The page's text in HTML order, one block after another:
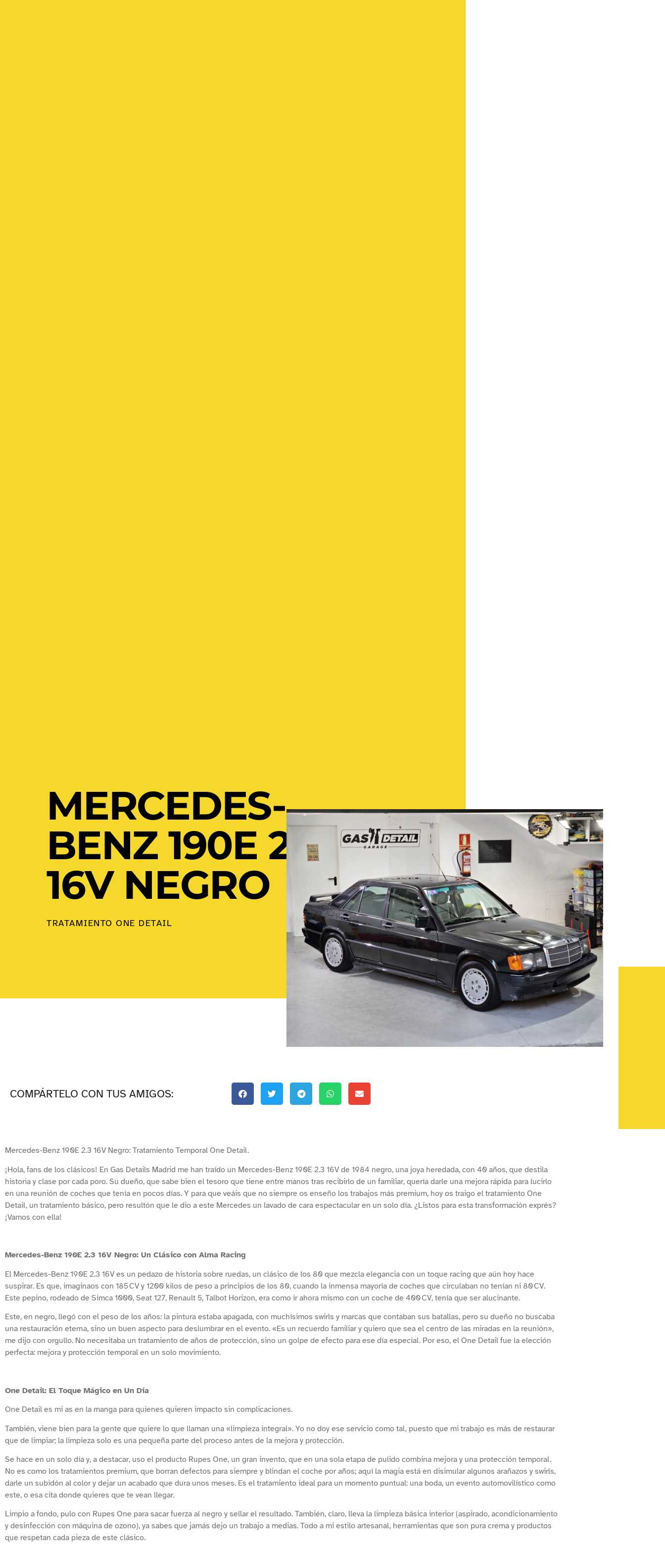
MERCEDES-
BENZ 190E 2.3
16V NEGRO
TRATAMIENTO ONE DETAIL
COMPÁRTELO CON TUS AMIGOS:
Mercedes-Benz 190E 2.3 16V Negro: Tratamiento Temporal One Detail.
¡Hola, fans de los clásicos! En Gas Details Madrid me han traído un Mercedes-Benz 190E 2.3 16V de 1984 negro, una joya heredada, con 40 años, que destila
historia y clase por cada poro. Su dueño, que sabe bien el tesoro que tiene entre manos tras recibirlo de un familiar, quería darle una mejora rápida para lucirlo
en una reunión de coches que tenía en pocos días. Y para que veáis que no siempre os enseño los trabajos más premium, hoy os traigo el tratamiento One
Detail, un tratamiento básico, pero resultón que le dio a este Mercedes un lavado de cara espectacular en un solo día. ¿Listos para esta transformación exprés?
¡Vamos con ella!
Mercedes-Benz 190E 2.3 16V Negro: Un Clásico con Alma Racing
El Mercedes-Benz 190E 2.3 16V es un pedazo de historia sobre ruedas, un clásico de los 80 que mezcla elegancia con un toque racing que aún hoy hace
suspirar. Es que, imaginaos con 185 CV y 1200 kilos de peso a principios de los 80, cuando la inmensa mayoría de coches que circulaban no tenían ni 80 CV.
Este pepino, rodeado de Simca 1000, Seat 127, Renault 5, Talbot Horizon, era como ir ahora mismo con un coche de 400 CV, tenía que ser alucinante.
Este, en negro, llegó con el peso de los años: la pintura estaba apagada, con muchísimos swirls y marcas que contaban sus batallas, pero su dueño no buscaba
una restauración eterna, sino un buen aspecto para deslumbrar en el evento. «Es un recuerdo familiar y quiero que sea el centro de las miradas en la reunión»,
me dijo con orgullo. No necesitaba un tratamiento de años de protección, sino un golpe de efecto para ese día especial. Por eso, el One Detail fue la elección
perfecta: mejora y protección temporal en un solo movimiento.
One Detail: El Toque Mágico en Un Día
One Detail es mi as en la manga para quienes quieren impacto sin complicaciones.
También, viene bien para la gente que quiere lo que llaman una «limpieza integral». Yo no doy ese servicio como tal, puesto que mi trabajo es más de restaurar
que de limpiar; la limpieza solo es una pequeña parte del proceso antes de la mejora y protección.
Se hace en un solo día y, a destacar, uso el producto Rupes One, un gran invento, que en una sola etapa de pulido combina mejora y una protección temporal.
No es como los tratamientos premium, que borran defectos para siempre y blindan el coche por años; aquí la magia está en disimular algunos arañazos y swirls,
darle un subidón al color y dejar un acabado que dura unos meses. Es el tratamiento ideal para un momento puntual: una boda, un evento automovilístico como
este, o esa cita donde quieres que te vean llegar.
Limpio a fondo, pulo con Rupes One para sacar fuerza al negro y sellar el resultado. También, claro, lleva la limpieza básica interior (aspirado, acondicionamiento
y desinfección con máquina de ozono), ya sabes que jamás dejo un trabajo a medias. Todo a mi estilo artesanal, herramientas que son pura crema y productos
que respetan cada pieza de este clásico.